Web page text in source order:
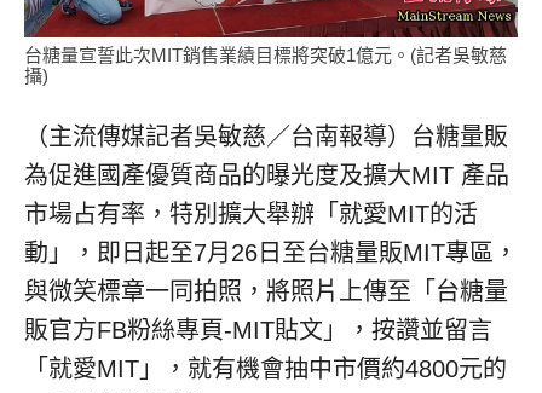
台糖量宣誓此次MIT銷售業績目標將突破1億元。(記者吳敏慈
攝)
（主流傳媒記者吳敏慈／台南報導）台糖量販
為促進國產優質商品的曝光度及擴大MIT 產品
市場占有率，特別擴大舉辦「就愛MIT的活
動」，即日起至7月26日至台糖量販MIT專區，
與微笑標章一同拍照，將照片上傳至「台糖量
販官方FB粉絲專頁-MIT貼文」，按讚並留言
「就愛MIT」，就有機會抽中市價約4800元的